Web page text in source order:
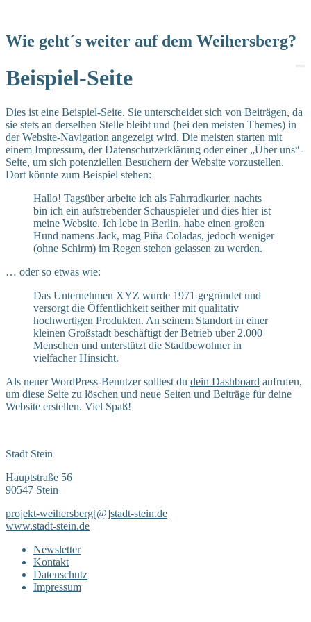
wechseln
Wie geht´s weiter auf dem Weihersberg?
Beispiel-Seite
Dies ist eine Beispiel-Seite. Sie unterscheidet sich von Beiträgen, da
sie stets an derselben Stelle bleibt und (bei den meisten Themes) in
der Website-Navigation angezeigt wird. Die meisten starten mit
einem Impressum, der Datenschutzerklärung oder einer „Über uns“-
Seite, um sich potenziellen Besuchern der Website vorzustellen.
Dort könnte zum Beispiel stehen:
Hallo! Tagsüber arbeite ich als Fahrradkurier, nachts
bin ich ein aufstrebender Schauspieler und dies hier ist
meine Website. Ich lebe in Berlin, habe einen großen
Hund namens Jack, mag Piña Coladas, jedoch weniger
(ohne Schirm) im Regen stehen gelassen zu werden.
… oder so etwas wie:
Das Unternehmen XYZ wurde 1971 gegründet und
versorgt die Öffentlichkeit seither mit qualitativ
hochwertigen Produkten. An seinem Standort in einer
kleinen Großstadt beschäftigt der Betrieb über 2.000
Menschen und unterstützt die Stadtbewohner in
vielfacher Hinsicht.
Als neuer WordPress-Benutzer solltest du dein Dashboard aufrufen,
um diese Seite zu löschen und neue Seiten und Beiträge für deine
Website erstellen. Viel Spaß!
Stadt Stein
Hauptstraße 56
90547 Stein
projekt-weihersberg[@]stadt-stein.de
www.stadt-stein.de
Newsletter
Kontakt
Datenschutz
Impressum